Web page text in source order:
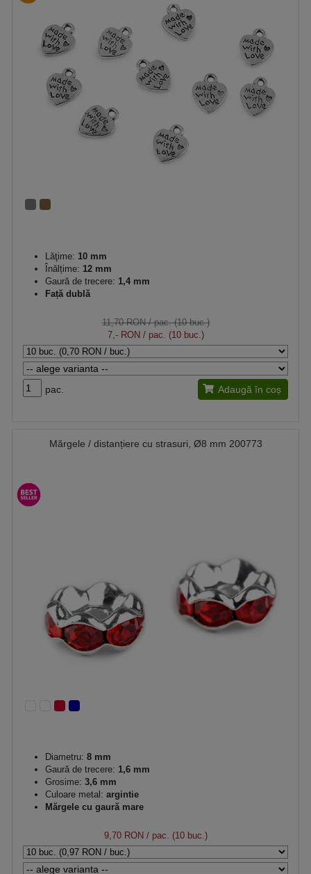
Lăţime: 10 mm
Înălțime: 12 mm
Gaură de trecere: 1,4 mm
Față dublă
11,70 RON/ pac. (10 buc.)
7,- RON/ pac. (10 buc.)
pac. Adaugă în coș
Mărgele / distanțiere cu strasuri, Ø8 mm 200773
Diametru: 8 mm
Gaură de trecere: 1,6 mm
Grosime: 3,6 mm
Culoare metal: argintie
Mărgele cu gaură mare
9,70 RON / pac. (10 buc.)